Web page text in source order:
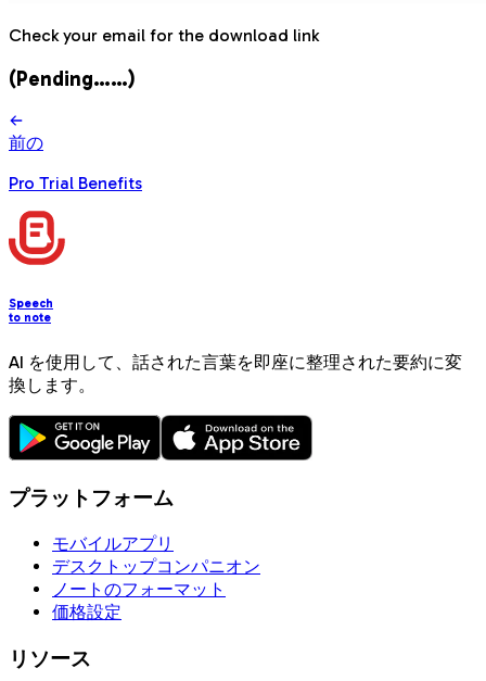
Check your email for the download link
(Pending……)
前の
Pro Trial Benefits
Speech
to note
AI を使用して、話された言葉を即座に整理された要約に変
換します。
プラットフォーム
モバイルアプリ
デスクトップコンパニオン
ノートのフォーマット
価格設定
リソース